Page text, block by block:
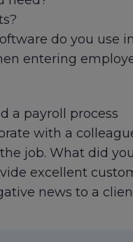
do you use
entering
a payroll process
with a
job. What did
excellent
news to a